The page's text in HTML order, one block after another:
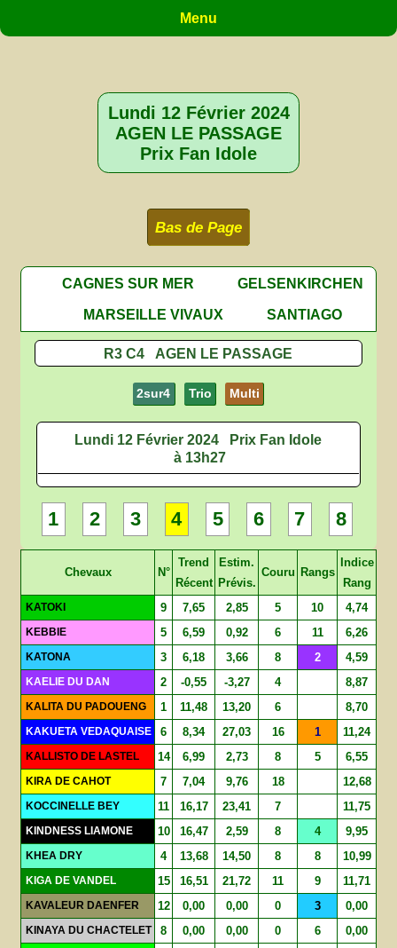
Menu
Lundi 12 Février 2024
AGEN LE PASSAGE
Prix Fan Idole
Bas de Page
CAGNES SUR MER
GELSENKIRCHEN
MARSEILLE VIVAUX
SANTIAGO
R3 C4 AGEN LE PASSAGE
2sur4 Trio Multi
Lundi 12 Février 2024
Prix Fan Idole
à 13h27
1 2 3 4 5 6 7 8
Chevaux N°
Trend
Récent
Estim.
Prévis.
Couru Rangs
Indice
Rang
KATOKI 9 7,65 2,85 5 10 4,74
KEBBIE 5 6,59 0,92 6 11 6,26
KATONA 3 6,18 3,66 8 2 4,59
KAELIE DU DAN 2 -0,55 -3,27 4 8,87
KALITA DU PADOUENG 1 11,48 13,20 6 8,70
KAKUETA VEDAQUAISE 6 8,34 27,03 16 1 11,24
KALLISTO DE LASTEL 14 6,99 2,73 8 5 6,55
KIRA DE CAHOT 7 7,04 9,76 18 12,68
KOCCINELLE BEY 11 16,17 23,41 7 11,75
KINDNESS LIAMONE 10 16,47 2,59 8 4 9,95
KHEA DRY 4 13,68 14,50 8 8 10,99
KIGA DE VANDEL 15 16,51 21,72 11 9 11,71
KAVALEUR DAENFER 12 0,00 0,00 0 3 0,00
KINAYA DU CHACTELET 8 0,00 0,00 0 6 0,00